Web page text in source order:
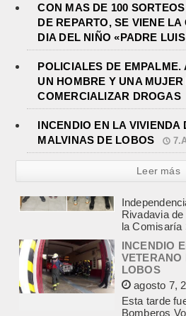
CON MAS DE 100
DE REPARTO, SE VIENE LA
DIA DEL NIÑO «PADRE
POLICIALES DE EMPALME.
UN HOMBRE Y UNA MUJER
COMERCIALIZAR DROGAS
INCENDIO EN LA VIVIENDA
MALVINAS DE LOBOS
Leer más
INCENDIO
VETERANO
LOBOS
agosto 7,
Esta tarde
Bomberos
incendio
calle Manuel
propiedad...